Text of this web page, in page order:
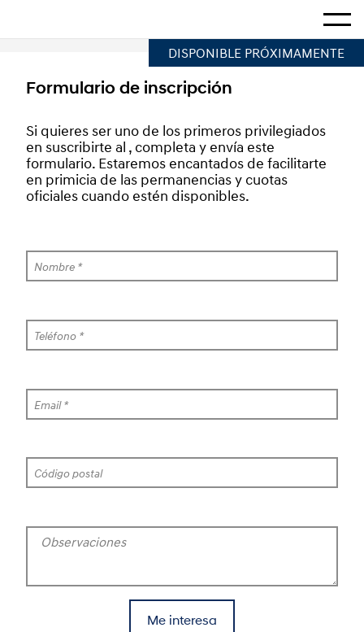
DISPONIBLE PRÓXIMAMENTE
Formulario de inscripción
Si quieres ser uno de los primeros privilegiados
en suscribirte al , completa y envía este
formulario. Estaremos encantados de facilitarte
en primicia de las permanencias y cuotas
oficiales cuando estén disponibles.
Nombre *
Teléfono *
Email *
Código postal
Observaciones
Me interesa